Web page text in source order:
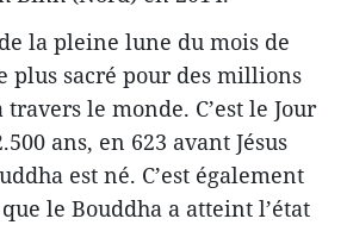
la pleine lune du mois de
plus sacré pour des millions
le monde. C’est le Jour
ans, en 623 avant Jésus
est né. C’est également
le Bouddha a atteint l’état